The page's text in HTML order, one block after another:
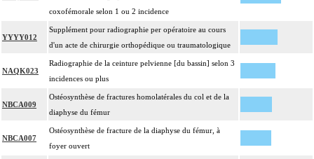
coxofémorale selon 1 ou 2 incidence
YYYY012
Supplément pour radiographie per opératoire au cours
d'un acte de chirurgie orthopédique ou traumatologique
NAQK023
Radiographie de la ceinture pelvienne [du bassin] selon 3
incidences ou plus
NBCA009
Ostéosynthèse de fractures homolatérales du col et de la
diaphyse du fémur
NBCA007
Ostéosynthèse de fracture de la diaphyse du fémur, à
foyer ouvert